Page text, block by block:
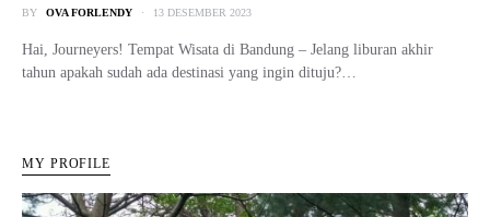
BY OVA FORLENDY 13 DESEMBER 2023
Hai, Journeyers! Tempat Wisata di Bandung – Jelang liburan akhir
tahun apakah sudah ada destinasi yang ingin dituju?…
MY PROFILE